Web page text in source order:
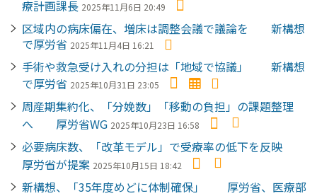
療計画課長 2025年11月6日 20:49
区域内の病床偏在、増床は調整会議で議論を 新構想
で厚労省 2025年11月4日 16:21
手術や救急受け入れの分担は「地域で協議」 新構想
で厚労省 2025年10月31日 23:05
周産期集約化、「分娩数」「移動の負担」の課題整理
へ 厚労省WG 2025年10月23日 16:58
必要病床数、「改革モデル」で受療率の低下を反映
厚労省が提案 2025年10月15日 18:42
新構想、「35年度めどに体制確保」 厚労省、医療部